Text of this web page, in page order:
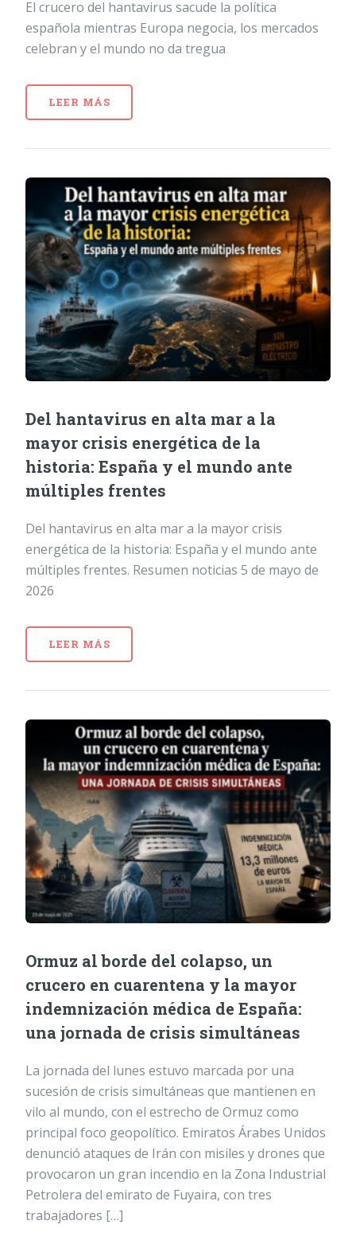
El crucero del hantavirus sacude la política
española mientras Europa negocia, los mercados
celebran y el mundo no da tregua
LEER MÁS
Del hantavirus en alta mar a la
mayor crisis energética de la
historia: España y el mundo ante
múltiples frentes
Del hantavirus en alta mar a la mayor crisis
energética de la historia: España y el mundo ante
múltiples frentes. Resumen noticias 5 de mayo de
2026
LEER MÁS
Ormuz al borde del colapso, un
crucero en cuarentena y la mayor
indemnización médica de España:
una jornada de crisis simultáneas
La jornada del lunes estuvo marcada por una
sucesión de crisis simultáneas que mantienen en
vilo al mundo, con el estrecho de Ormuz como
principal foco geopolítico. Emiratos Árabes Unidos
denunció ataques de Irán con misiles y drones que
provocaron un gran incendio en la Zona Industrial
Petrolera del emirato de Fuyaira, con tres
trabajadores […]